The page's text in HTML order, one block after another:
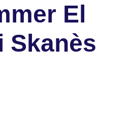
El
Skanès